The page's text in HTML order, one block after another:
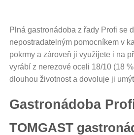
Plná gastronádoba z řady Profi se
nepostradatelným pomocníkem v
pokrmy a zároveň ji využijete i na
vyrábí z nerezové oceli 18/10 (18
dlouhou životnost a dovoluje ji
Gastronádoba
TOMGAST